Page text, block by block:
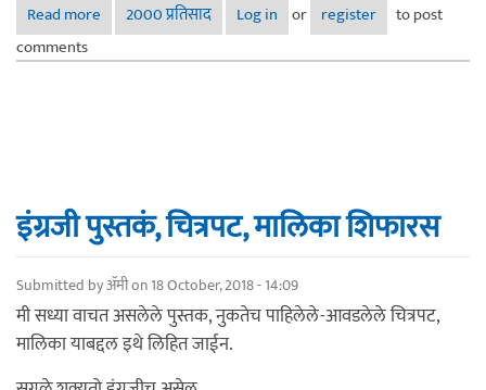
Read more about आई कुठे काय करते!
2000 प्रतिसाद Log in or register
to post
comments
इंग्रजी पुस्तकं, चित्रपट, मालिका शिफारस
Submitted byॲमीon 18 October, 2018 - 14:09
मी सध्या वाचत असलेले पुस्तक, नुकतेच पाहिलेले-आवडलेले चित्रपट,
मालिका याबद्दल इथे लिहित जाईन.